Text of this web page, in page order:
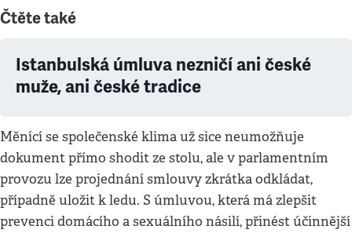
Čtěte také
Istanbulská úmluva nezničí ani české
muže, ani české tradice
Měnící se společenské klima už sice neumožňuje
dokument přímo shodit ze stolu, ale v parlamentním
provozu lze projednání smlouvy zkrátka odkládat,
případně uložit k ledu. S úmluvou, která má zlepšit
prevenci domácího a sexuálního násilí, přinést účinnější